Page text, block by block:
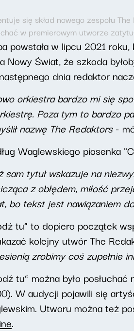
się skład nowego zespołu
w premierowym utworze
powstała w lipcu 2021
Nowy Świat, że szkoda
dnia redaktor
orkiestra bardzo mi się
Poza tym to bardzo
nazwę The Redaktors-
Waglewskiego piosenka
sam tytuł wskazuje na
z obłędem, miłość
bo tekst jest nawiązaniem
tu" to dopiero początek
kolejny utwór The
zrobimy coś zupełnie
tu” można było
W audycji pojawili się
Utworu można też
.